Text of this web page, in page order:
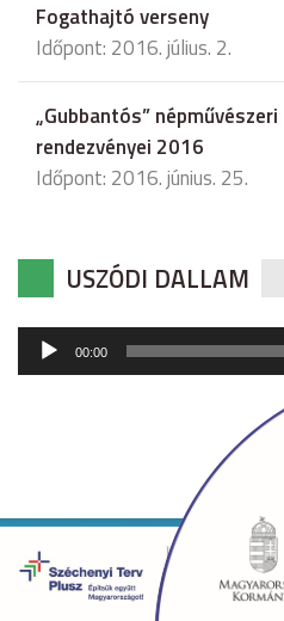
Fogathajtó verseny
Időpont: 2016. július. 2.
„Gubbantós”
rendezvényei 2016
Időpont: 2016. június. 25.
USZÓDI DALLAM
Audió
lejátszó
00:00
Copyright © 2026
Készítette: